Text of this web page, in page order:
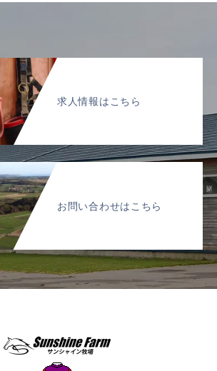
求人情報はこちら
お問い合わせはこちら